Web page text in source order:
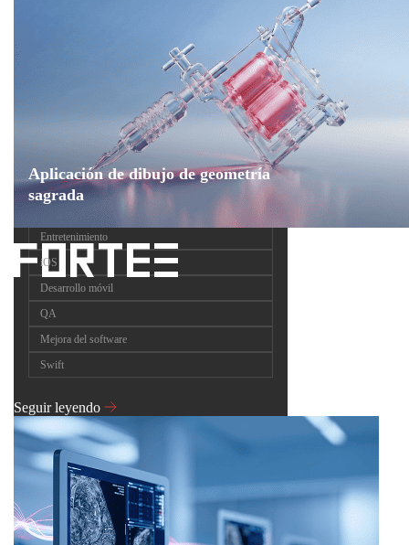
Aplicación de dibujo de geometría
sagrada
Entretenimiento
iOS
Desarrollo móvil
QA
Mejora del software
Swift
Seguir leyendo